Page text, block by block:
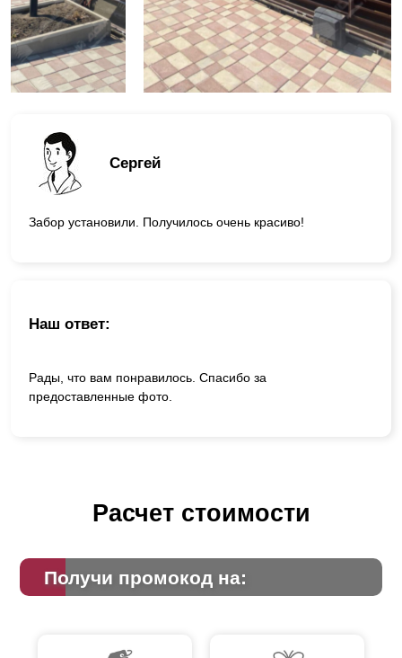
Сергей
Забор установили. Получилось очень красиво!
Наш ответ:
Рады, что вам понравилось. Спасибо за
предоставленные фото.
Расчет стоимости
Получи промокод на: